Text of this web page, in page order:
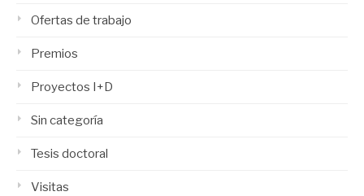
Ofertas de trabajo
Premios
Proyectos I+D
Sin categoría
Tesis doctoral
Visitas